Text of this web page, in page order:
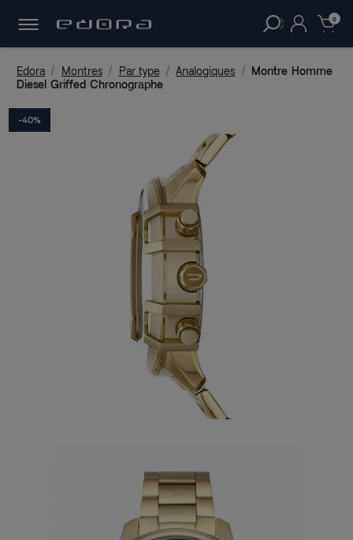
clear 0
Edora Montres Par type Analogiques
Montre Homme
Diesel Griffed Chronographe
-40%